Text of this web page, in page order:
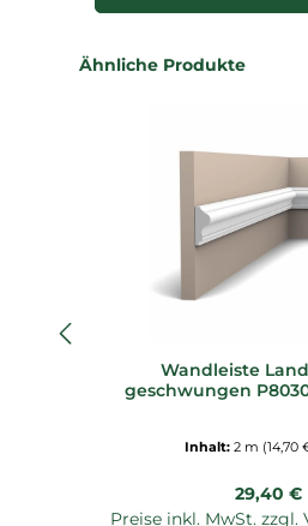
Produktgalerie überspringen
Ähnliche Produkte
Wandleiste
geschwungen
Inhalt: 2 m (14,70
29,40 €
Preise inkl. MwSt. zzgl.